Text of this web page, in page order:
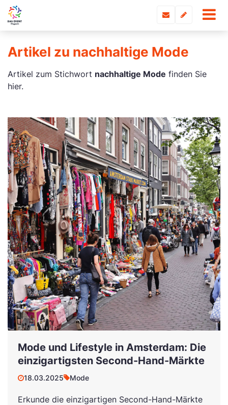
Artikel zu nachhaltige Mode
Artikel zum Stichwort nachhaltige Mode finden Sie
hier.
Mode und Lifestyle in Amsterdam: Die
einzigartigsten Second-Hand-Märkte
18.03.2025 Mode
Erkunde die einzigartigen Second-Hand-Märkte